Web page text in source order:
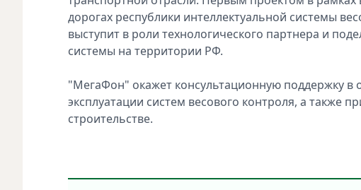
дорогах республики интеллектуальной системы
выступит в роли технологического партнера и
системы на территории РФ.
"МегаФон" окажет консультационную поддержку в
эксплуатации систем весового контроля, а
строительстве.